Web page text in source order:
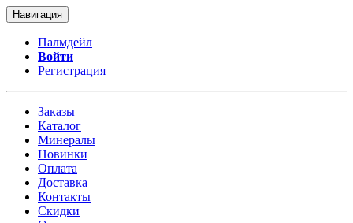
Навигация
Палмдейл
Войти
Регистрация
Заказы
Каталог
Минералы
Новинки
Оплата
Доставка
Контакты
Скидки